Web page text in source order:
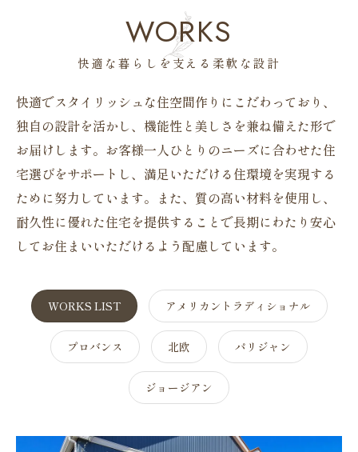
WORKS
快適な暮らしを支える柔軟な設計
快適でスタイリッシュな住空間作りにこだわっており、
独自の設計を活かし、機能性と美しさを兼ね備えた形で
お届けします。お客様一人ひとりのニーズに合わせた住
宅選びをサポートし、満足いただける住環境を実現する
ために努力しています。また、質の高い材料を使用し、
耐久性に優れた住宅を提供することで長期にわたり安心
してお住まいいただけるよう配慮しています。
WORKS LIST アメリカントラディショナル
プロバンス 北欧 パリジャン
ジョージアン